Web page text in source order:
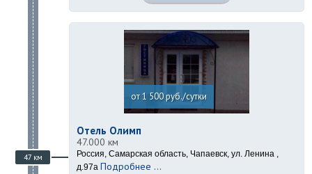
47 км
от 1 500 руб./сутки
Отель Олимп
47.000 км
Россия, Самарская область, Чапаевск, ул. Ленина ,
д.97а Подробнее ...